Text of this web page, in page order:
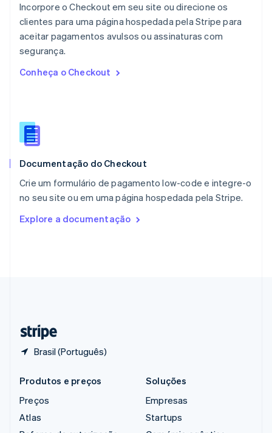
Incorpore o Checkout em seu site ou direcione os
clientes para uma página hospedada pela Stripe para
aceitar pagamentos avulsos ou assinaturas com
segurança.
Conheça o Checkout
Documentação do Checkout
Crie um formulário de pagamento low-code e integre-o
no seu site ou em uma página hospedada pela Stripe.
Explore a documentação
Brasil (Português)
Noruega
English
Nova Zelândia
English
NederlandsEnglish
Português
RAE de Hong Kong, China
Reino Unido
República Tcheca
English
English
Produtos e preços
Preços
Atlas
Soluções
Empresas
Startups